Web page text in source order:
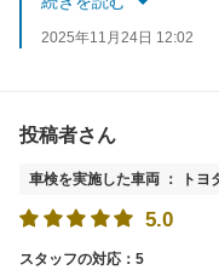
2025年11月24日 12:02
投稿者さん
車検を実施した車両 ： トヨ
5.0
スタッフの対応：5